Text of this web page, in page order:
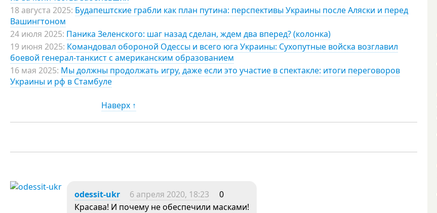
18 августа 2025: Будапештские грабли как план путина: перспективы Украины после Аляски и перед
Вашингтоном
24 июля 2025: Паника Зеленского: шаг назад сделан, ждем два вперед? (колонка)
19 июня 2025: Командовал обороной Одессы и всего юга Украины: Сухопутные войска возглавил
боевой генерал-танкист с американским образованием
16 мая 2025: Мы должны продолжать игру, даже если это участие в спектакле: итоги переговоров
Украины и рф в Стамбуле
Наверх ↑
odessit-ukr 6 апреля 2020, 18:23
0
Красава! И почему не обеспечили масками!